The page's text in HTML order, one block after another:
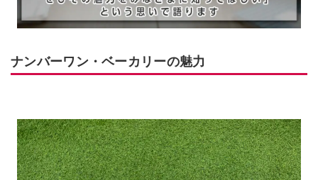
ナンバーワン・ベーカリーの魅力